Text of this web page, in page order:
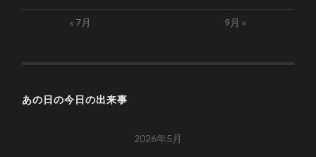
« 7月 9月 »
あの日の今日の出来事
2026年5月